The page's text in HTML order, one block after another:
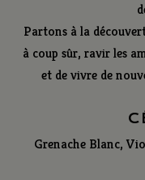
Partons à la
à coup sûr, ravir les
et de vivre de
Grenache Blanc,